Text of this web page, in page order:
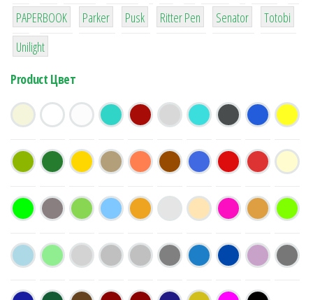
8
PAPERBOOK
6
Parker
2
Pusk
22
Ritter Pen
15
Senator
43
Totobi
1
Unilight
Product Цвет